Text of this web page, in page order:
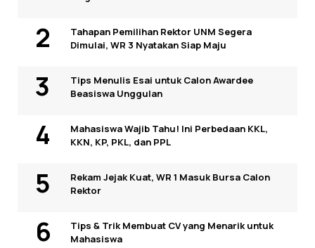
Tahapan Pemilihan Rektor UNM Segera
Dimulai, WR 3 Nyatakan Siap Maju
Tips Menulis Esai untuk Calon Awardee
Beasiswa Unggulan
Mahasiswa Wajib Tahu! Ini Perbedaan KKL,
KKN, KP, PKL, dan PPL
Rekam Jejak Kuat, WR 1 Masuk Bursa Calon
Rektor
Tips & Trik Membuat CV yang Menarik untuk
Mahasiswa